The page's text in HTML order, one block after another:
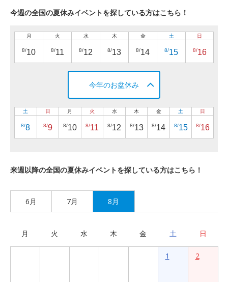
今週の全国の夏休みイベントを探している方はこちら！
月
8/10
火
8/11
水
8/12
木
8/13
金
8/14
土
8/15
日
8/16
今年のお盆休み
土
8/8
日
8/9
月
8/10
火
8/11
水
8/12
木
8/13
金
8/14
土
8/15
日
8/16
来週以降の全国の夏休みイベントを探している方はこちら！
6月 7月 8月
月 火 水 木 金 土 日
1 2